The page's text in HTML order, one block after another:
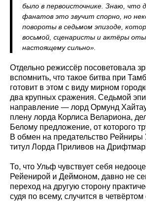
было в первоисточнике. Знаю, что
фанатов это звучит спорно, но
повороты в седьмом эпизоде,
восьмой, сценаристы и актёры
настоящему сильно».
Отдельно режиссёр посоветовала
вспомнить, что такое битва при
готовит в этом с виду мирном
два крупных сражения. Седьмой
направление — лорд Ормунд
плену лорда Корлиса Велариона,
Белому предложение, от которого
В обмен на предательство Рейниры
титул Лорда Приливов на
То, что Ульф чувствует себя
Рейенирой и Деймоном, давно не
переход на другую сторону
судя по всему, случится в четвёртом